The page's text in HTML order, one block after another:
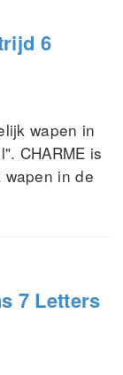
6
wapen in
CHARME is
in de
7 Letters